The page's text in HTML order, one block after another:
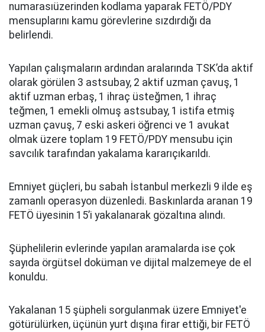
numarasıüzerinden kodlama yaparak FETÖ/PDY
mensuplarını kamu görevlerine sızdırdığı da
belirlendi.
Yapılan çalışmaların ardından aralarında TSK’da aktif
olarak görülen 3 astsubay, 2 aktif uzman çavuş, 1
aktif uzman erbaş, 1 ihraç üsteğmen, 1 ihraç
teğmen, 1 emekli olmuş astsubay, 1 istifa etmiş
uzman çavuş, 7 eski askeri öğrenci ve 1 avukat
olmak üzere toplam 19 FETÖ/PDY mensubu için
savcılık tarafından yakalama kararıçıkarıldı.
Emniyet güçleri, bu sabah İstanbul merkezli 9 ilde eş
zamanlı operasyon düzenledi. Baskınlarda aranan 19
FETÖ üyesinin 15’i yakalanarak gözaltına alındı.
Şüphelilerin evlerinde yapılan aramalarda ise çok
sayıda örgütsel doküman ve dijital malzemeye de el
konuldu.
Yakalanan 15 şüpheli sorgulanmak üzere Emniyet'e
götürülürken, üçünün yurt dışına firar ettiği, bir FETÖ